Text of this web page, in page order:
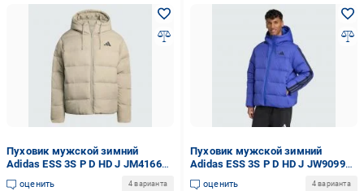
Пуховик мужской зимний
Adidas ESS 3S P D HD J JM4166
р.S серый
оценить 4 варианта
Пуховик мужской зимний
Adidas ESS 3S P D HD J JW9099
р.XL фиолетовый
оценить 4 варианта